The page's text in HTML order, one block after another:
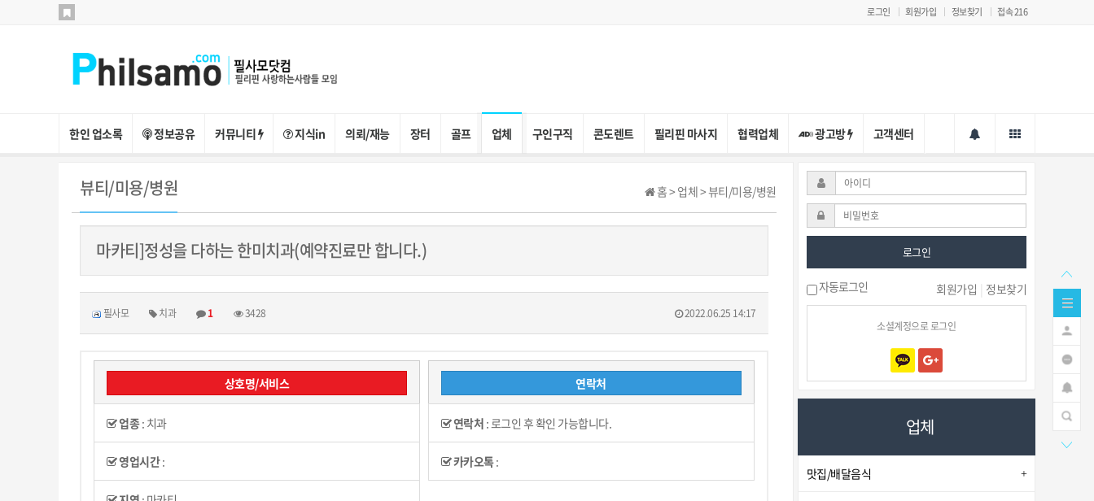
로그인 회원가입 정보찾기 접속 216
한인 업소록 정보공유 커뮤니티 지식in 의뢰/재능 장터 골프 업체 구인구직 콘도렌트 필리핀 마사지 협력업체 광고방 고객센터
홈 > 업체 > 뷰티/미용/병원
뷰티/미용/병원
마카티]정성을 다하는 한미치과(예약진료만 합니다.)
필사모 치과 1 3428 2022.06.25 14:17
상호명/서비스
업종: 치과
영업시간:
연락처
연락처 : 로그인 후 확인 가능합니다.
카카오톡:
로그인
자동로그인 회원가입 정보찾기
소셜계정으로 로그인
업체
맛집/배달음식